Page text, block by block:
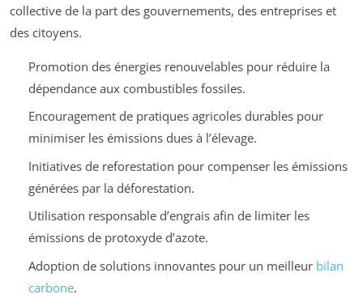
collective de la part des gouvernements, des entreprises et
des citoyens.
Promotion des énergies renouvelables pour réduire la
dépendance aux combustibles fossiles.
Encouragement de pratiques agricoles durables pour
minimiser les émissions dues à l’élevage.
Initiatives de reforestation pour compenser les émissions
générées par la déforestation.
Utilisation responsable d’engrais afin de limiter les
émissions de protoxyde d’azote.
Adoption de solutions innovantes pour un meilleur bilan
carbone.